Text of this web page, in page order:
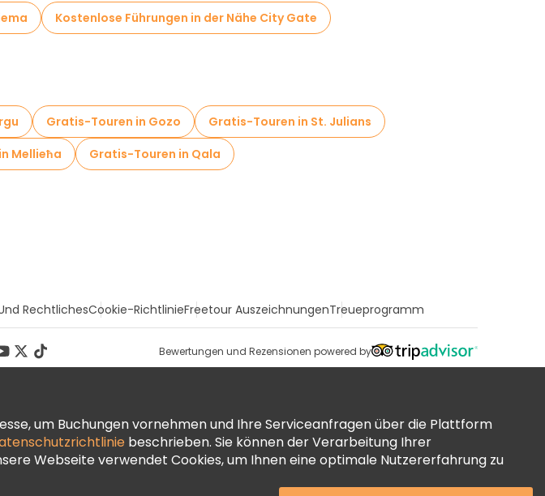
Kostenlose Führungen in der Nähe City Gate
Gratis-Touren in Gozo
Gratis-Touren in St. Julians
Mellieħa Gratis-Touren in Qala
RechtlichesCookie-RichtlinieFreetour AuszeichnungenTreueprogramm
Bewertungen und Rezensionen powered by
um Buchungen vornehmen und Ihre Serviceanfragen über die Plattform
beschrieben. Sie können der Verarbeitung Ihrer
Webseite verwendet Cookies, um Ihnen eine optimale Nutzererfahrung zu